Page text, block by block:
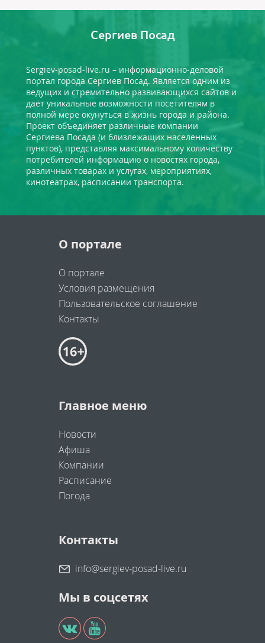
Сергиев Посад
Sergiev-posad-live.ru – информационно-деловой
портал города Сергиев Посад. Является одним из
ведущих и стремительно развивающихся сайтов и
даёт уникальные возможности посетителям в
полной мере окунуться в жизнь города и района.
Проект объединяет различные компании
Сергиева Посада (и близлежащих населенных
пунктов), представляя максимальному количеству
потребителей информацию о новостях города,
различных товарах и услугах, мероприятиях,
кинотеатрах, расписании транспорта.
О портале
О портале
Условия размещения
Пользовательское соглашение
Контакты
Главное меню
Новости
Афиша
Компании
Расписание
Погода
Контакты
info@sergiev-posad-live.ru
Мы в соцсетях